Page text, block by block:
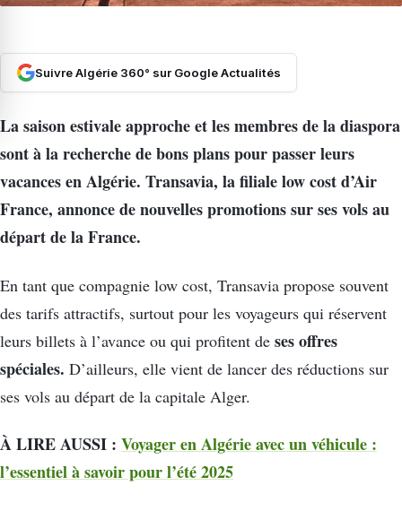
Suivre Algérie 360° sur Google Actualités
La saison estivale approche et les membres de la diaspora
sont à la recherche de bons plans pour passer leurs
vacances en Algérie. Transavia, la filiale low cost d’Air
France, annonce de nouvelles promotions sur ses vols au
départ de la France.
En tant que compagnie low cost, Transavia propose souvent
des tarifs attractifs, surtout pour les voyageurs qui réservent
leurs billets à l’avance ou qui profitent de ses offres
spéciales. D’ailleurs, elle vient de lancer des réductions sur
ses vols au départ de la capitale Alger.
À LIRE AUSSI : Voyager en Algérie avec un véhicule :
l’essentiel à savoir pour l’été 2025